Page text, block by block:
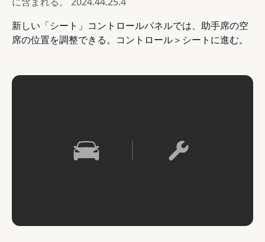
新しい「シート」コントロールパネルでは、助手席の空
席の位置を調整できる。コントロール＞シートに進む。